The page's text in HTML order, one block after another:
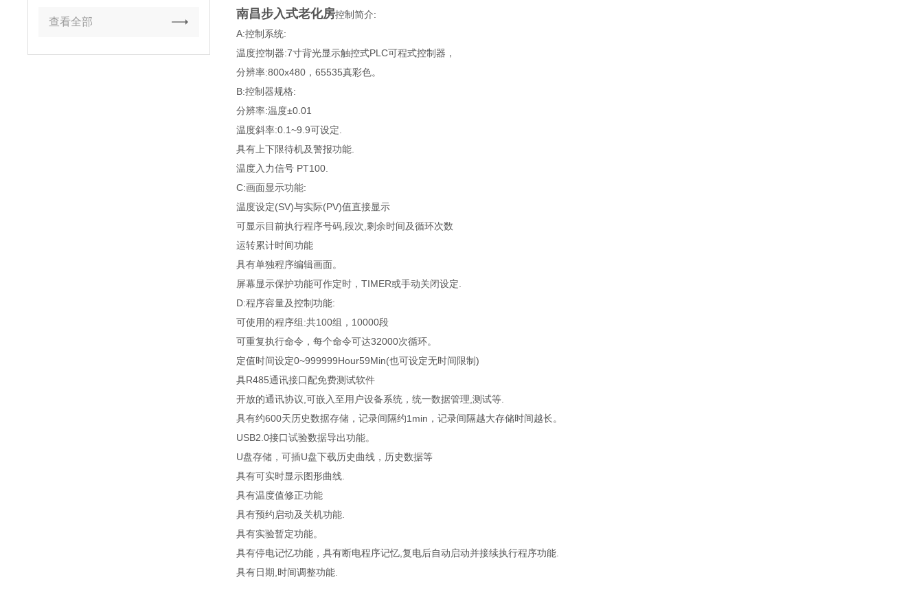
查看全部
南昌步入式老化房控制简介:
A:控制系统:
温度控制器:7寸背光显示触控式PLC可程式控制器，
分辨率:800x480，65535真彩色。
B:控制器规格:
分辨率:温度±0.01
温度斜率:0.1~9.9可设定.
具有上下限待机及警报功能.
温度入力信号 PT100.
C:画面显示功能:
温度设定(SV)与实际(PV)值直接显示
可显示目前执行程序号码,段次,剩余时间及循环次数
运转累计时间功能
具有单独程序编辑画面。
屏幕显示保护功能可作定时，TIMER或手动关闭设定.
D:程序容量及控制功能:
可使用的程序组:共100组，10000段
可重复执行命令，每个命令可达32000次循环。
定值时间设定0~999999Hour59Min(也可设定无时间限制)
具R485通讯接口配免费测试软件
开放的通讯协议,可嵌入至用户设备系统，统一数据管理,测试等.
具有约600天历史数据存储，记录间隔约1min，记录间隔越大存储时间越长。
USB2.0接口试验数据导出功能。
U盘存储，可插U盘下载历史曲线，历史数据等
具有可实时显示图形曲线.
具有温度值修正功能
具有预约启动及关机功能.
具有实验暂定功能。
具有停电记忆功能，具有断电程序记忆,复电后自动启动并接续执行程序功能.
具有日期,时间调整功能.